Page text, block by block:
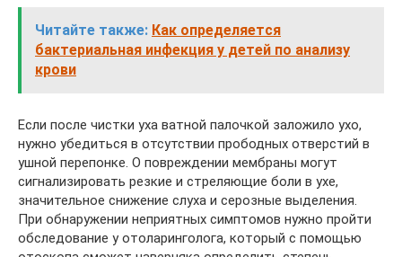
Читайте также: Как определяется
бактериальная инфекция у детей по анализу
крови
Если после чистки уха ватной палочкой заложило ухо,
нужно убедиться в отсутствии прободных отверстий в
ушной перепонке. О повреждении мембраны могут
сигнализировать резкие и стреляющие боли в ухе,
значительное снижение слуха и серозные выделения.
При обнаружении неприятных симптомов нужно пройти
обследование у отоларинголога, который с помощью